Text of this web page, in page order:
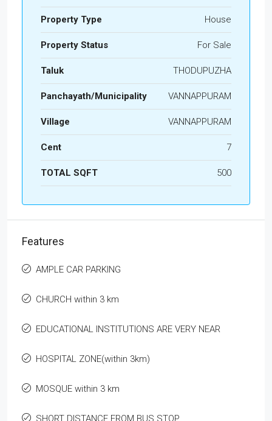
Property Type House
Property Status For Sale
Taluk THODUPUZHA
Panchayath/Municipality VANNAPPURAM
Village VANNAPPURAM
Cent 7
TOTAL SQFT 500
Features
AMPLE CAR PARKING
CHURCH within 3 km
EDUCATIONAL INSTITUTIONS ARE VERY NEAR
HOSPITAL ZONE(within 3km)
MOSQUE within 3 km
SHORT DISTANCE FROM BUS STOP